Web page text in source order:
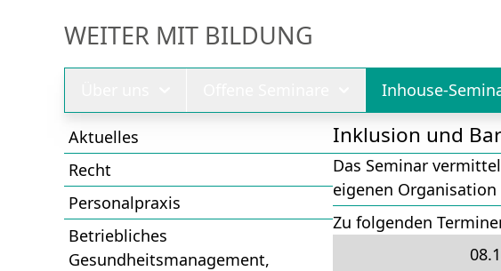
WEITER MIT BILDUNG
Inhouse-
Aktuelles
Recht
Personalpraxis
Betriebliches
Gesundheitsmanagement,
Inklusion und
Das Seminar
eigenen
Zu folgenden